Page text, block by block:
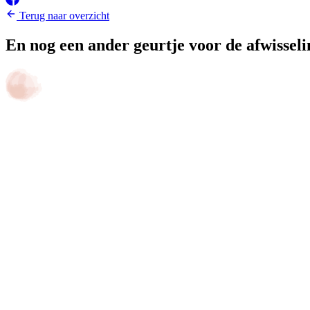
Terug naar overzicht
En nog een ander geurtje voor de